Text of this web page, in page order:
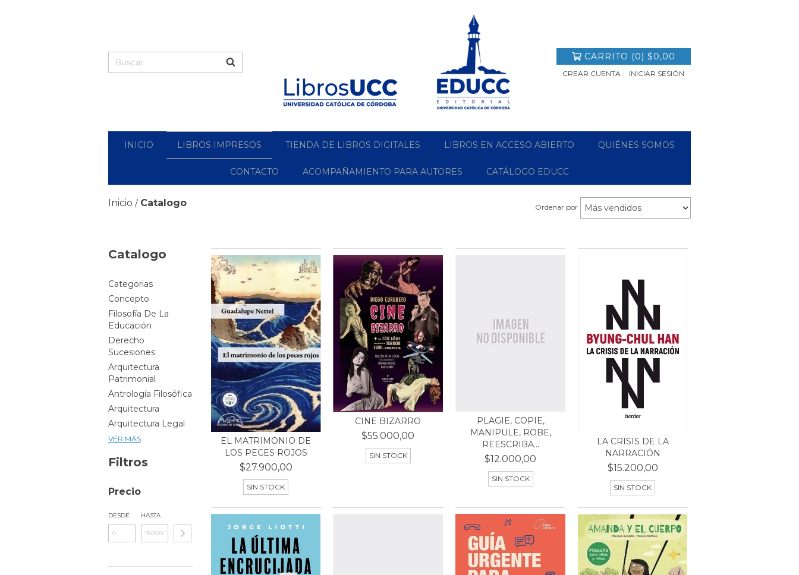
CARRITO (0) $0,00
CREAR CUENTA INICIAR SESIÓN
INICIO LIBROS IMPRESOS TIENDA DE LIBROS DIGITALES LIBROS EN ACCESO ABIERTO QUIÉNES SOMOS
CONTACTO ACOMPAÑAMIENTO PARA AUTORES CATÁLOGO EDUCC
Inicio / Catalogo Ordenar por
Catalogo
Categorias
Concepto
Filosofía De La
Educación
Derecho
Sucesiones
Arquitectura
Patrimonial
Antrología Filosófica
Arquitectura
Arquitectura Legal
VER MÁS
Filtros
Precio
DESDE HASTA
EL MATRIMONIO DE
LOS PECES ROJOS
$27.900,00
SIN STOCK
CINE BIZARRO
$55.000,00
SIN STOCK
PLAGIE, COPIE,
MANIPULE, ROBE,
REESCRIBA...
$12.000,00
SIN STOCK
LA CRISIS DE LA
NARRACIÓN
$15.200,00
SIN STOCK